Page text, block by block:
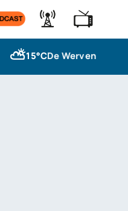
⛅15°CDe Werven